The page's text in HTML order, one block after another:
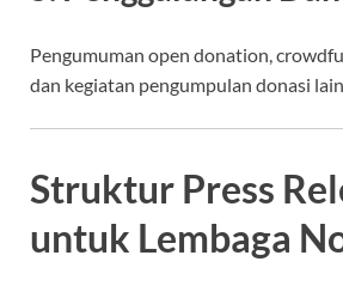
Pengumuman open donation,
dan kegiatan pengumpulan donasi
Struktur Press
untuk Lembaga